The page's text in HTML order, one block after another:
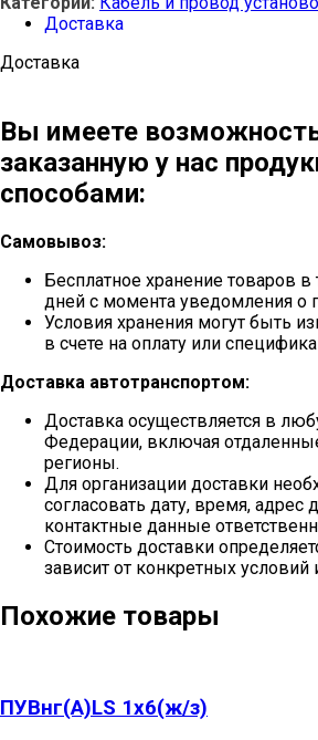
Доставка
Доставка
Вы имеете
заказанную у нас
способами:
Самовывоз:
Бесплатное хранение товаров в
дней с момента уведомления о
Условия хранения могут быть
в счете на оплату или
Доставка автотранспортом:
Доставка осуществляется в
Федерации, включая
регионы.
Для организации доставки
согласовать дату, время, адрес
контактные данные
Стоимость доставки
зависит от конкретных условий
Похожие товары
ПУВнг(А)LS 1х6(ж/з)